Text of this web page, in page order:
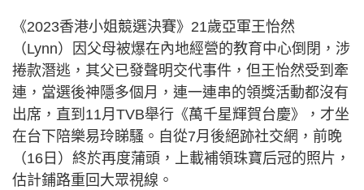
《2023香港小姐競選決賽》21歲亞軍王怡然
（Lynn）因父母被爆在內地經營的教育中心倒閉，涉
捲款潛逃，其父已發聲明交代事件，但王怡然受到牽
連，當選後神隱多個月，連一連串的領獎活動都沒有
出席，直到11月TVB舉行《萬千星輝賀台慶》，才坐
在台下陪樂易玲睇騷。自從7月後絕跡社交網，前晚
（16日）終於再度蒲頭，上載補領珠寶后冠的照片，
估計鋪路重回大眾視線。